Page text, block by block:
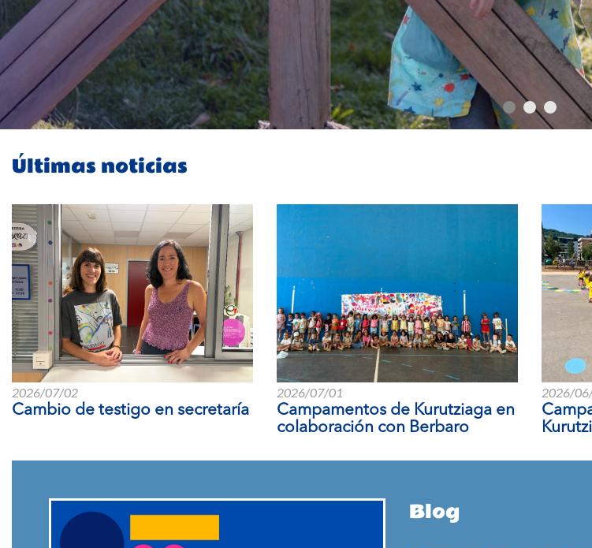
Últimas noticias
2026/07/02
Cambio de testigo en secretaría
2026/07/01
Campamentos de Kurutziaga en
colaboración con Berbaro
2026/
Blog